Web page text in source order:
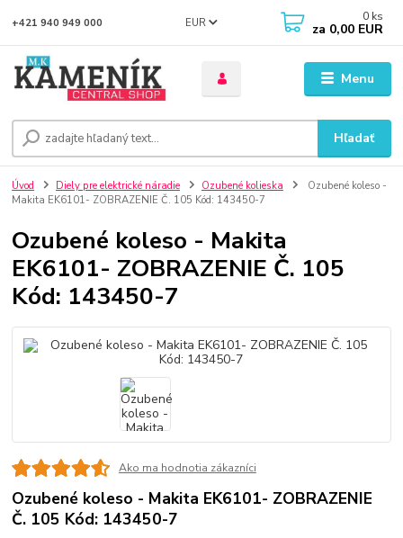
Menu
EUR
Hľadať
+421 940 949 000 0 ks
za 0,00 EUR
Úvod Diely pre elektrické náradie Ozubené kolieska
Ozubené koleso -
Makita EK6101- ZOBRAZENIE Č. 105 Kód: 143450-7
Ozubené koleso - Makita
EK6101- ZOBRAZENIE Č. 105
Kód: 143450-7
Ako ma hodnotia zákazníci
Ozubené koleso - Makita EK6101- ZOBRAZENIE
Č. 105 Kód: 143450-7